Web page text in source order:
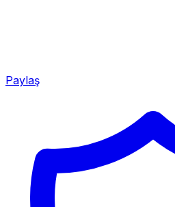
Paylaş